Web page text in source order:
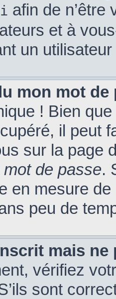
afin de n’être
et à
un
mon mot de
! Bien
il peut
sur la page
de passe.
en mesure
peu de
mais ne
vérifiez
sont